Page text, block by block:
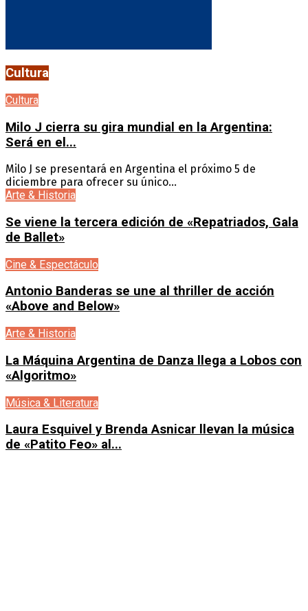
Cultura
Cultura
Milo J cierra su gira mundial en la Argentina:
Será en el...
Milo J se presentará en Argentina el próximo 5 de
diciembre para ofrecer su único...
Arte & Historia
Se viene la tercera edición de «Repatriados, Gala
de Ballet»
Cine & Espectáculo
Antonio Banderas se une al thriller de acción
«Above and Below»
Arte & Historia
La Máquina Argentina de Danza llega a Lobos con
«Algoritmo»
Música & Literatura
Laura Esquivel y Brenda Asnicar llevan la música
de «Patito Feo» al...